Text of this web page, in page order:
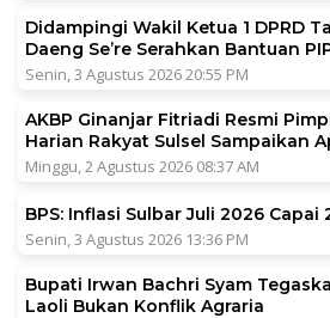
Didampingi Wakil Ketua 1 DPRD
Daeng Se’re Serahkan Bantuan
Senin, 3 Agustus 2026 20:55 PM
AKBP Ginanjar Fitriadi Resmi
Harian Rakyat Sulsel Sampaikan
Minggu, 2 Agustus 2026 08:37 AM
BPS: Inflasi Sulbar Juli 2026 Capai
Senin, 3 Agustus 2026 13:36 PM
Bupati Irwan Bachri Syam
Laoli Bukan Konflik Agraria